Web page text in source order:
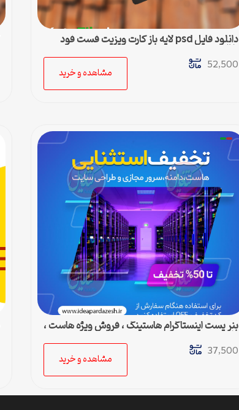
دانلود فایل psd لایه باز کارت ویزیت فست فود
52,500
مشاهده و خرید
بنر پست اینستاگرام هاستینگ ، فروش ویژه هاست ،
37,500
مشاهده و خرید